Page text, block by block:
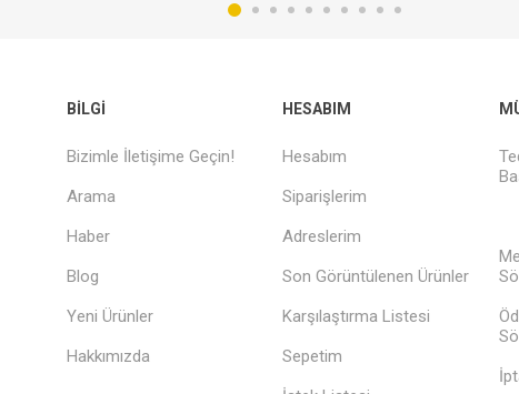
BILGI
Bizimle İletişime Geçin!
Arama
Haber
Blog
Yeni Ürünler
Hakkımızda
HESABIM
Hesabım
Siparişlerim
Adreslerim
Son Görüntülenen Ürünler
Karşılaştırma Listesi
Sepetim